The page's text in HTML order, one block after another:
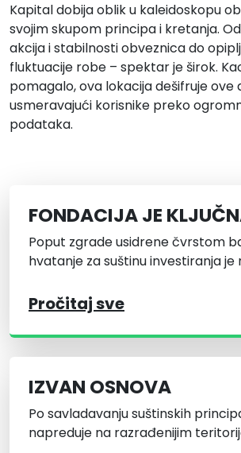
Kapital dobija oblik u kaleidoskopu
svojim skupom principa i kretanja.
akcija i stabilnosti obveznica do
fluktuacije robe – spektar je širok.
pomagalo, ova lokacija dešifruje ove
usmeravajući korisnike preko
podataka.
FONDACIJA JE
Poput zgrade usidrene čvrstom
hvatanje za suštinu investiranja je
Pročitaj sve
IZVAN OSNOVA
Po savladavanju suštinskih
napreduje na razrađenijim